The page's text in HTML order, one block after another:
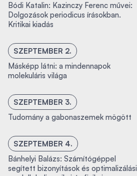
Bódi Katalin: Kazinczy Ferenc művei:
Dolgozások periodicus írásokban.
Kritikai kiadás
SZEPTEMBER 2.
Másképp látni: a mindennapok
molekuláris világa
SZEPTEMBER 3.
Tudomány a gabonaszemek mögött
SZEPTEMBER 4.
Bánhelyi Balázs: Számítógéppel
segített bizonyítások és optimalizálási